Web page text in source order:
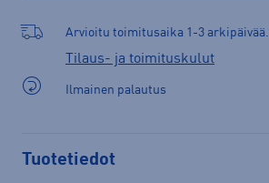
Arvioitu toimitusaika 1-3 arkipäivää.
Tilaus- ja toimituskulut
Ilmainen palautus
Tuotetiedot